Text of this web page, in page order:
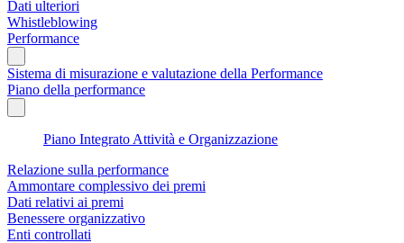
Dati ulteriori
Whistleblowing
Performance
Sistema di misurazione e valutazione della Performance
Piano della performance
Piano Integrato Attività e Organizzazione
Relazione sulla performance
Ammontare complessivo dei premi
Dati relativi ai premi
Benessere organizzativo
Enti controllati